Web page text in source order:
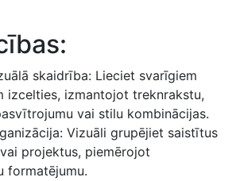
skaidrība: Lieciet svarīgiem
izcelties, izmantojot treknrakstu,
vai stilu kombinācijas.
Vizuāli grupējiet saistītus
projektus, piemērojot
formatējumu.